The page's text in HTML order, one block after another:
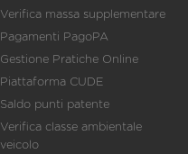
Verifica massa supplementare
Pagamenti PagoPA
Gestione Pratiche Online
Piattaforma CUDE
Saldo punti patente
Verifica classe ambientale
veicolo